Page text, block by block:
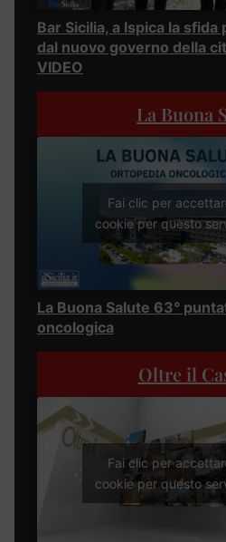
Bar Sicilia, a Ispica la
dal nuovo governo della
VIDEO
La Buona
Fai clic per
cookie per questo
La Buona Salute 63°
oncologica
Oltre il
Fai clic per
cookie per questo